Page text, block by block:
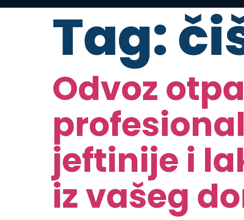
Tag:
Odvoz
jeftinije i
iz vašeg